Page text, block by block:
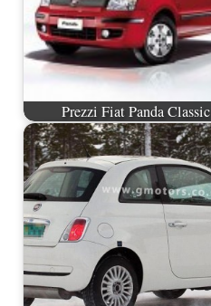
Prezzi Fiat Panda Classic